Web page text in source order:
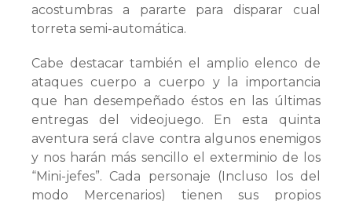
acostumbras a pararte para disparar cual
torreta semi-automática.
Cabe destacar también el amplio elenco de
ataques cuerpo a cuerpo y la importancia
que han desempeñado éstos en las últimas
entregas del videojuego. En esta quinta
aventura será clave contra algunos enemigos
y nos harán más sencillo el exterminio de los
“Mini-jefes”. Cada personaje (Incluso los del
modo Mercenarios) tienen sus propios